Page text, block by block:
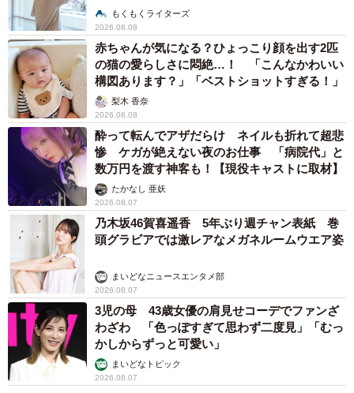
説】もくもくライターズ
2026.08.08
赤ちゃんが気になる？ひょっこり顔を出す2匹
の猫の愛らしさに悶絶…！ 「こんなかわいい
構図あります？」「ベストショットすぎる！」
梨木 香奈
2026.08.08
酔って転んでアザだらけ ネイルも折れて超悲
惨 ケガが絶えない夜のお仕事 「病院代」と
数万円を渡す神客も！【現役キャストに取材】
たかなし 亜妖
2026.08.07
乃木坂46賀喜遥香 5年ぶり週チャン表紙 巻
頭グラビアでは激レアなメガネルームウエア姿
まいどなニュースエンタメ部
2026.08.07
3児の母 43歳女優の肩見せコーデでファンざ
わざわ 「色っぽすぎて思わず二度見」「むっ
かしからずっと可愛い」
まいどなトピック
2026.08.07